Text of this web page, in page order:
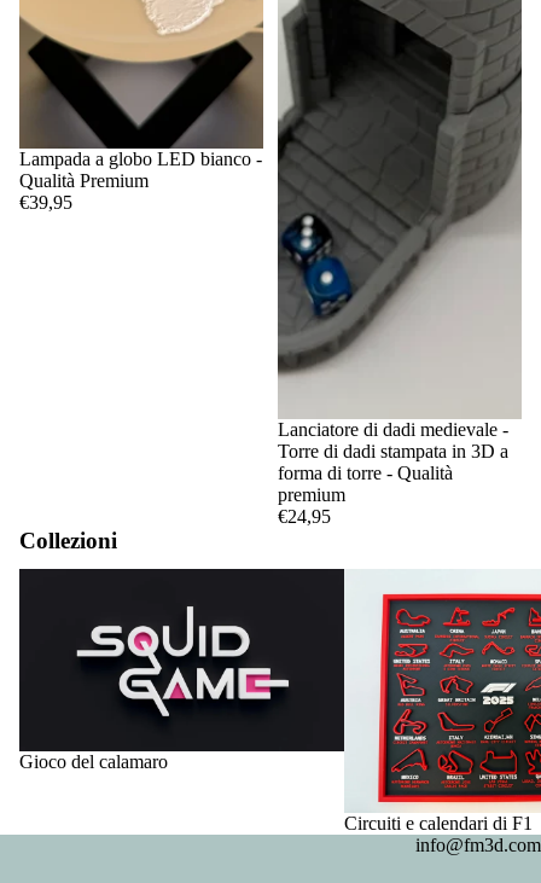
Lampada a globo LED bianco -
Qualità Premium
€39,95
Lanciatore di dadi medievale -
Torre di dadi stampata in 3D a
forma di torre - Qualità
premium
€24,95
Collezioni
Gioco del calamaro
Circuiti e calendari di F1
info@fm3d.com